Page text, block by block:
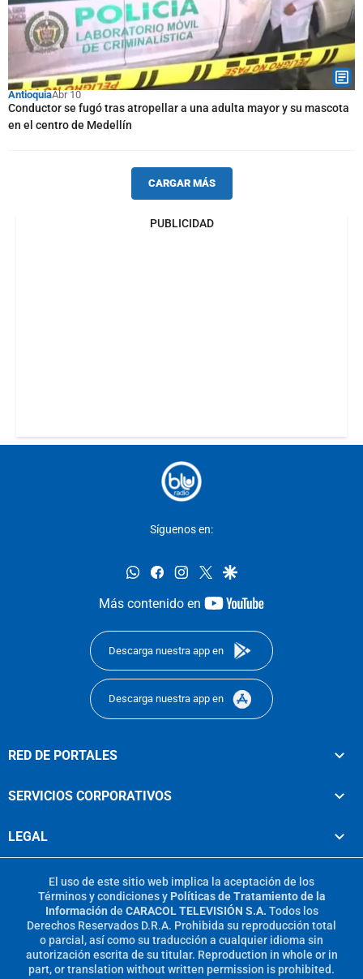
AntioquiaAbr 10
Conductor se fugó tras atropellar a una adulta mayor y su mascota
en el centro de Medellín
CARGAR MÁS
PUBLICIDAD
Síguenos en:
whatsappfacebookinstagram
twittergoogle
Más contenido en
youtube-
Descarga nuestra app en
Descarga nuestra app en
RED DE PORTALES
SERVICIOS CORPORATIVOS
LEGAL
El uso de este sitio web implica la aceptación de los
Términos y condicionesy Políticas de Tratamiento de la
Información de CARACOL TELEVISIÓN S.A. Todos los
Derechos Reservados D.R.A. Prohibida su reproducción total
o parcial, así como su traducción a cualquier idioma sin
autorización escrita de su titular. Reproduction in whole or in
part, or translation without written permission is prohibited.